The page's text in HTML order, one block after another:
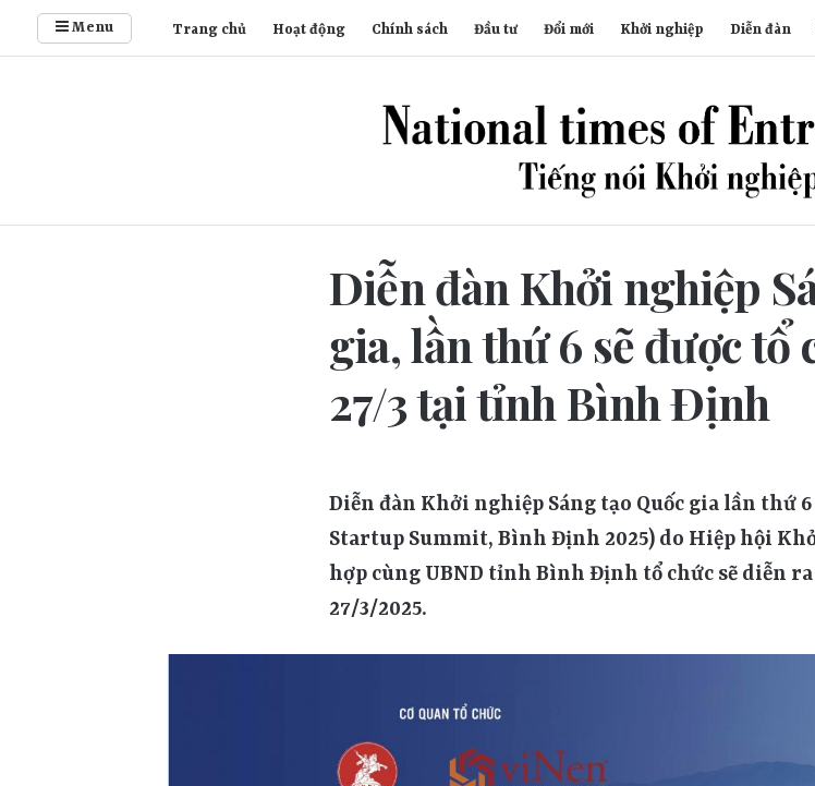
Menu Trang chủ Hoạt động Chính sách Đầu tư Đổi mới Khởi nghiệp Diễn đàn
Diễn đàn Khởi nghiệp
gia, lần thứ 6 sẽ được tổ
27/3 tại tỉnh Bình Định
Diễn đàn Khởi nghiệp Sáng tạo Quốc gia lần thứ
Startup Summit, Bình Định 2025) do Hiệp hội
hợp cùng UBND tỉnh Bình Định tổ chức sẽ diễn
27/3/2025.